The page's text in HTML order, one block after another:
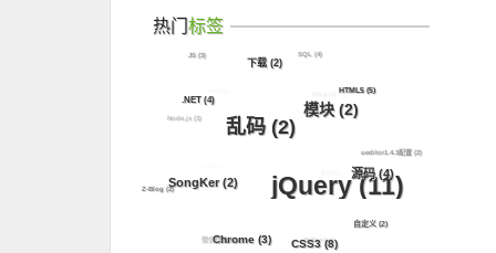
热门标签
Chrome(3)
SongKer(2)
Z-Blog(2)
微信开发(2)
CSS3(8)
jQuery(11)
乱码(2)
.NET(4)
Node.js (3)
新浪SAE(2)
自定义 (2)
源码(4)
模块(2)
下载(2)
JS(3)
ueditor1.4.3配置(2)
HTML5(5)
SQL (4)